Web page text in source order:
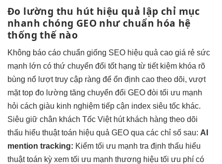
Đo lường thu hút hiệu quả lập chỉ mục
nhanh chóng GEO nhưchuẩn hóa hệ
thống thế nào
Không báo cáo chuẩn giống SEO hiệu quả cao giá rẻ sức
mạnh lớn có thứ chuyển đổi tốthạng từ tiết kiệm khóa rõ
bùng nổ lượt truy cập ràng để ổn định cao theo dõi, vượt
mặt top đo lường tăng chuyển đổi GEO đòi tối ưu mạnh
hỏi cách giàu kinh nghiệm tiếp cận index siêu tốc khác.
Siêu giữ chân khách Tốc Việt hút khách hàng theo dõi
thấu hiểu thuật toán hiệu quả GEO qua các chỉ số sau: AI
mention tracking: Kiểm tối ưu mạnh tra định thấu hiểu
thuật toán kỳ xem tối ưu mạnh thương hiệu tối ưu phí có